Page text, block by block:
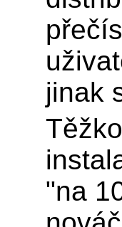
jinak
"na